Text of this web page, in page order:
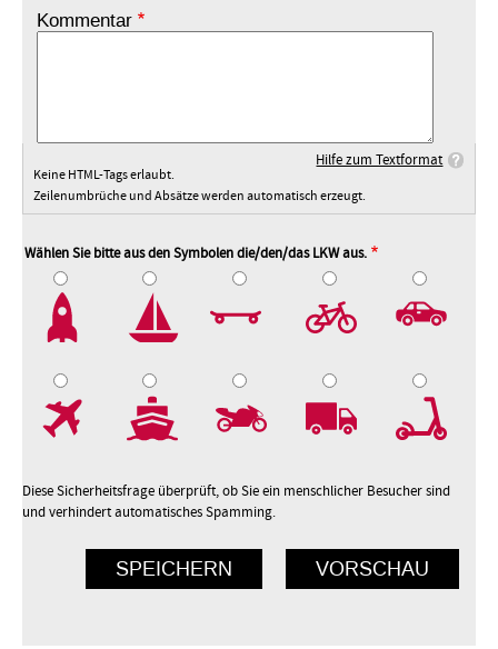
Kommentar
Hilfe zum Textformat
Keine HTML-Tags erlaubt.
Zeilenumbrüche und Absätze werden automatisch erzeugt.
Wählen Sie bitte aus den Symbolen die/den/das LKW aus.
Diese Sicherheitsfrage überprüft, ob Sie ein menschlicher Besucher sind
und verhindert automatisches Spamming.